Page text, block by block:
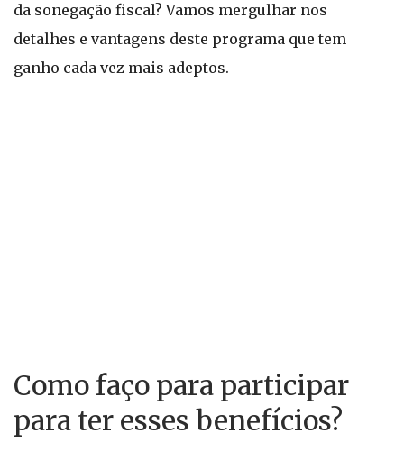
da sonegação fiscal? Vamos mergulhar nos
detalhes e vantagens deste programa que tem
ganho cada vez mais adeptos.
Como faço para participar
para ter esses benefícios?